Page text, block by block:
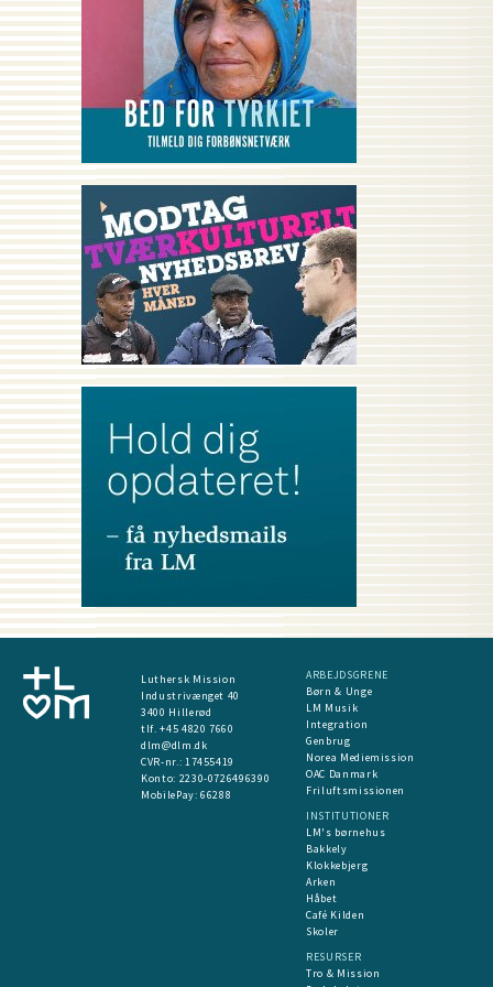
Luthersk Mission
Industrivænget 40
3400 Hillerød
tlf. +45 4820 7660
dlm@dlm.dk
CVR-nr.: 17455419
​Konto: 2230-0726496390
MobilePay:66288
ARBEJDSGRENE
Børn & Unge
LM Musik
Integration
Genbrug
Norea Mediemission
OAC Danmark
Friluftsmissionen
INSTITUTIONER
LM's børnehus
Bakkely
Klokkebjerg
Arken
Håbet
Café Kilden
Skoler
RESURSER
Tro & Mission